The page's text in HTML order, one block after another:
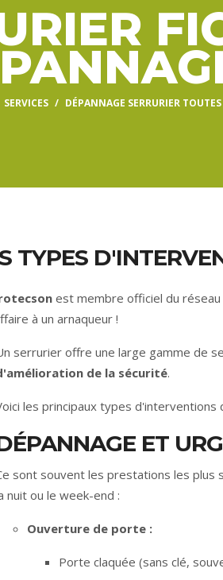
SERVICES DÉPANNAGE SERRURIER
TYPES
est membre officiel du réseau
à un arnaqueur !
serrurier offre une large gamme de
de la sécurité.
les principaux types d'interventions
ET
sont souvent les prestations les plus
nuit ou le week-end :
Ouverture de porte :
Porte claquée (sans clé,